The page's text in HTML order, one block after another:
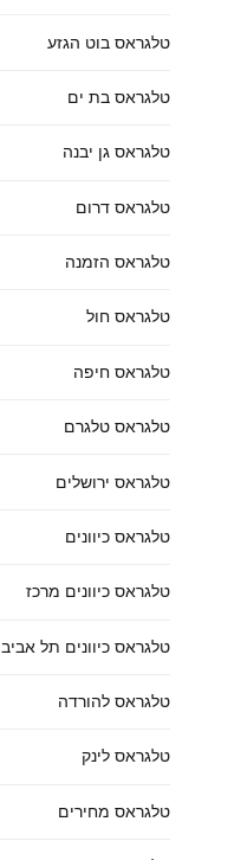
טלגראס בוט הגזע
טלגראס בת ים
טלגראס גן יבנה
טלגראס דרום
טלגראס הזמנה
טלגראס חול
טלגראס חיפה
טלגראס טלגרם
טלגראס ירושלים
טלגראס כיוונים
טלגראס כיוונים מרכז
טלגראס כיוונים תל אביב
טלגראס להורדה
טלגראס לינק
טלגראס מחירים